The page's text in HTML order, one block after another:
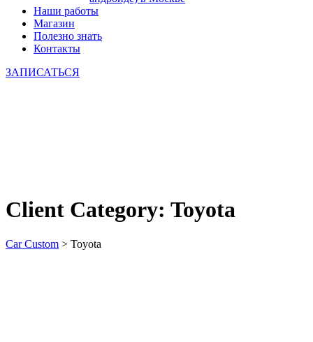
Наши работы
Магазин
Полезно знать
Контакты
ЗАПИСАТЬСЯ
Client Category: Toyota
Car Custom > Toyota